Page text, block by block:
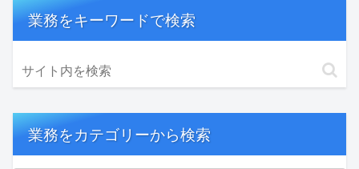
業務をキーワードで検索
業務をカテゴリーから検索